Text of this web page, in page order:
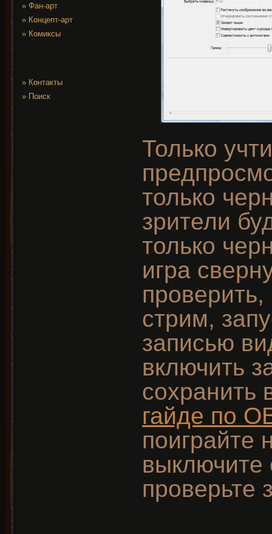
» Фан-арт
» Концепт-арт
» Комиксы
» Контакты
» Поиск
Только
только
зрители
только
игра
стрим,
записью
включить
сохранить
гайде по
поиграйте
выключите
проверьте